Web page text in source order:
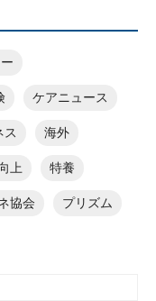
ケアニュース
ス 海外
上 特養
協会 プリズム